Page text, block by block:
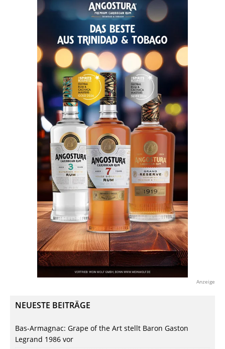
Anzeige
NEUESTE BEITRÄGE
Bas-Armagnac: Grape of the Art stellt Baron Gaston
Legrand 1986 vor